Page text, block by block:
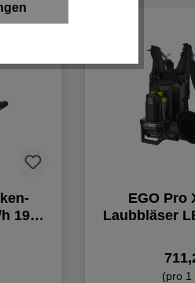
193
EGO Pro
Laubbläser
(pro 1